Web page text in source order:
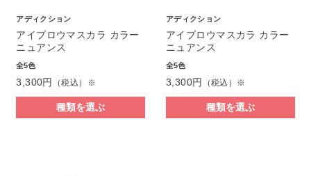
アディクション
アイブロウマスカラ カラー
ニュアンス
全5色
3,300円 （税込）※
種類を選ぶ
アディクション
アイブロウマスカラ カラー
ニュアンス
全5色
3,300円 （税込）※
種類を選ぶ